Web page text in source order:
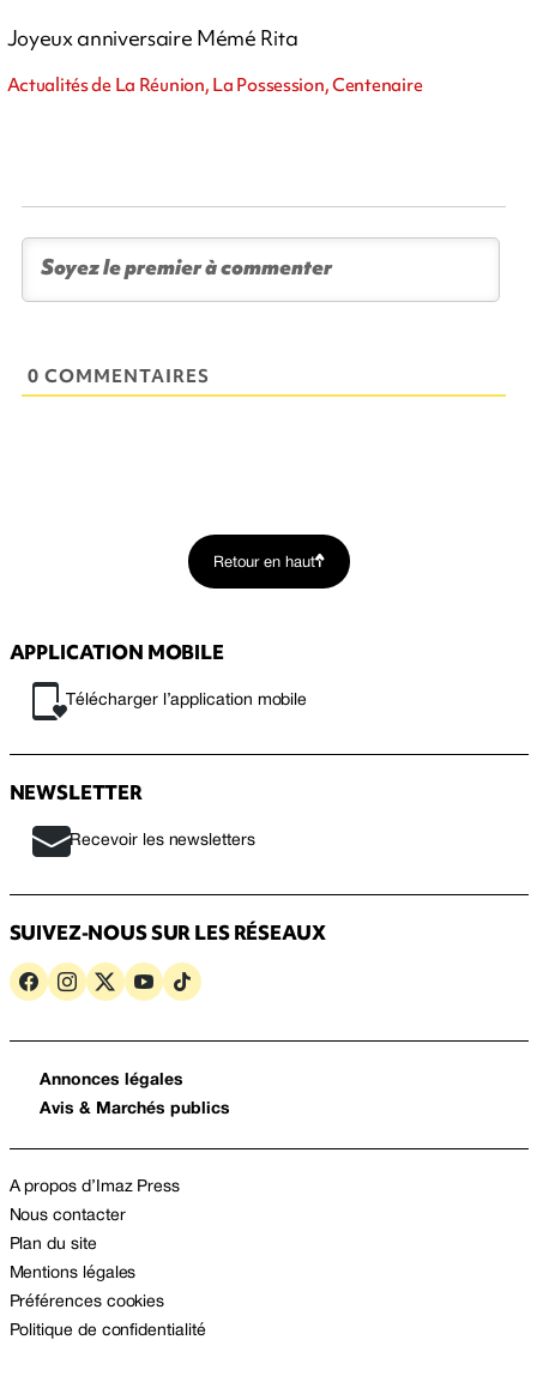
Joyeux anniversaire Mémé Rita
Actualités de La Réunion, La Possession, Centenaire
0 COMMENTAIRES
Retour en haut
APPLICATION MOBILE
Télécharger l’application mobile
NEWSLETTER
Recevoir les newsletters
SUIVEZ-NOUS SUR LES RÉSEAUX
Annonces légales
Avis & Marchés publics
A propos d’Imaz Press
Nous contacter
Plan du site
Mentions légales
Préférences cookies
Politique de confidentialité